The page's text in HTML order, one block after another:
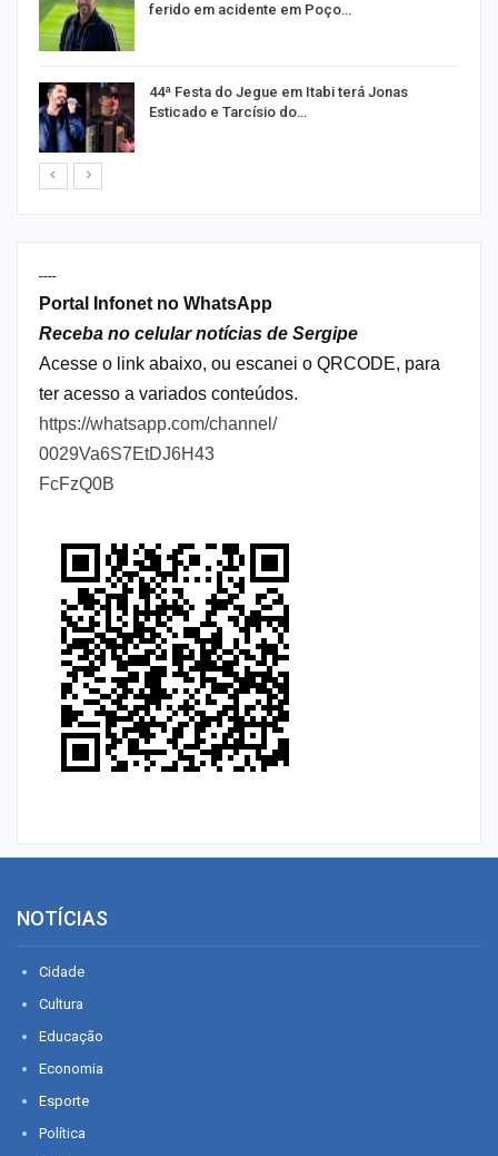
ferido em acidente em Poço…
44ª Festa do Jegue em Itabi terá Jonas
Esticado e Tarcísio do…
----
Portal Infonet no WhatsApp
Receba no celular notícias de Sergipe
Acesse o link abaixo, ou escanei o QRCODE, para
ter acesso a variados conteúdos.
https://whatsapp.com/channel/
0029Va6S7EtDJ6H43
FcFzQ0B
NOTÍCIAS
Cidade
Cultura
Educação
Economia
Esporte
Política